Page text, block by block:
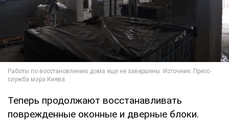
Теперь продолжают восстанавливать
поврежденные оконные и дверные блоки.